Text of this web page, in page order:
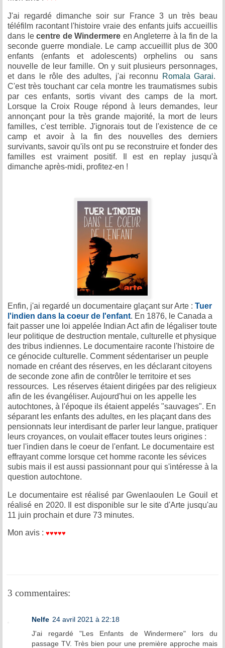
J'ai regardé dimanche soir sur France 3 un très beau
téléfilm racontant l'histoire vraie des enfants juifs accueillis
dans lecentre de Windermere en Angleterre à la fin de la
seconde guerre mondiale. Le camp accueillit plus de 300
enfants (enfants et adolescents) orphelins ou sans
nouvelle de leur famille. On y suit plusieurs personnages,
et dans le rôle des adultes, j'ai reconnu
Romala Garai.
C'est très touchant car cela montre les traumatismes subis
par ces enfants, sortis vivant des camps de la mort.
Lorsque la Croix Rouge répond à leurs demandes, leur
annonçant pour la très grande majorité, la mort de leurs
familles, c'est terrible. J'ignorais tout de l'existence de ce
camp et avoir à la fin des nouvelles des derniers
survivants, savoir qu'ils ont pu se reconstruire et fonder des
familles est vraiment positif. Il est en replay jusqu'à
dimanche après-midi, profitez-en !
Enfin, j'ai regardé un documentaire glaçant sur Arte : Tuer
l'indien dans la coeur de l'enfant. En 1876, le Canada a
fait passer une loi appelée Indian Act afin de légaliser toute
leur politique de destruction mentale, culturelle et physique
des tribus indiennes. Le documentaire raconte l'histoire de
ce génocide culturelle. Comment sédentariser un peuple
nomade en créant des réserves, en les déclarant citoyens
de seconde zone afin de contrôler le territoire et ses
ressources. Les réserves étaient dirigées par des religieux
afin de les évangéliser. Aujourd'hui on les appelle les
autochtones, à l'époque ils étaient appelés "sauvages". En
séparant les enfants des adultes, en les plaçant dans des
pensionnats leur interdisant de parler leur langue, pratiquer
leurs croyances, on voulait effacer toutes leurs origines :
tuer l'indien dans le coeur de l'enfant. Le documentaire est
effrayant comme lorsque cet homme raconte les sévices
subis mais il est aussi passionnant pour qui s'intéresse à la
question autochtone.
Le documentaire est réalisé par Gwenlaoulen Le Gouil et
réalisé en 2020. Il est disponible sur le site d'Arte jusqu'au
11 juin prochain et dure 73 minutes.
Mon avis : ♥♥♥♥♥
3 commentaires:
Nelfe 24 avril 2021 à 22:18
J'ai regardé "Les Enfants de Windermere" lors du
passage TV. Très bien pour une première approche mais